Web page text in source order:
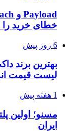
خطای خرید را
6 روز پیش
بهترین برند
لیست قیمت
1 هفته پیش
مسنو؛ اولین
ایران